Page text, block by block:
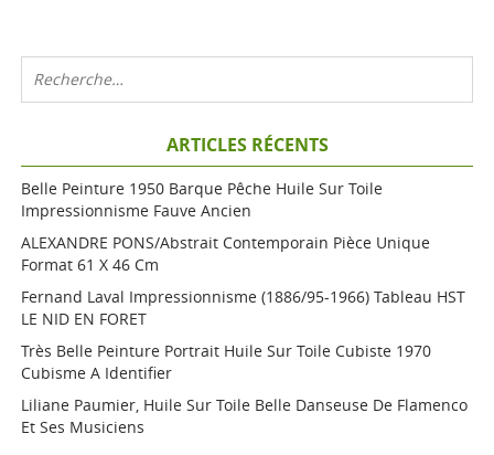
ARTICLES RÉCENTS
Belle Peinture 1950 Barque Pêche Huile Sur Toile
Impressionnisme Fauve Ancien
ALEXANDRE PONS/Abstrait Contemporain Pièce Unique
Format 61 X 46 Cm
Fernand Laval Impressionnisme (1886/95-1966) Tableau HST
LE NID EN FORET
Très Belle Peinture Portrait Huile Sur Toile Cubiste 1970
Cubisme A Identifier
Liliane Paumier, Huile Sur Toile Belle Danseuse De Flamenco
Et Ses Musiciens